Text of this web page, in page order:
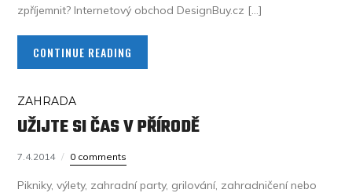
zpříjemnit? Internetový obchod DesignBuy.cz […]
CONTINUE READING
ZAHRADA
UŽIJTE SI ČAS V PŘÍRODĚ
7.4.2014 0 comments
Pikniky, výlety, zahradní party, grilování, zahradničení nebo